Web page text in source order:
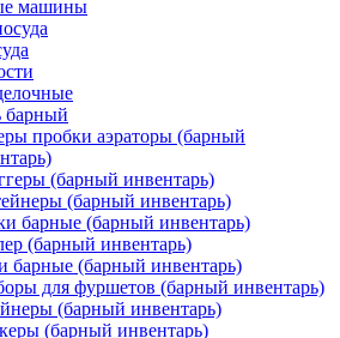
машины
барный
пробки аэраторы (барный
(барный инвентарь)
(барный инвентарь)
барные (барный инвентарь)
(барный инвентарь)
барные (барный инвентарь)
для фуршетов (барный инвентарь)
(барный инвентарь)
(барный инвентарь)